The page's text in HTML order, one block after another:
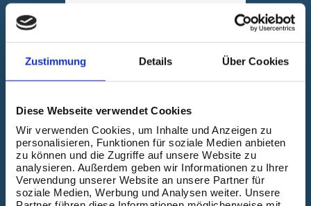
Zustimmung Details Über Cookies
Diese Webseite verwendet Cookies
Wir verwenden Cookies, um Inhalte und Anzeigen zu
personalisieren, Funktionen für soziale Medien anbieten
zu können und die Zugriffe auf unsere Website zu
analysieren. Außerdem geben wir Informationen zu Ihrer
Verwendung unserer Website an unsere Partner für
soziale Medien, Werbung und Analysen weiter. Unsere